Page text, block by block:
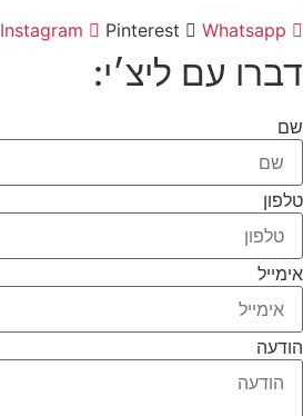
Instagram Pinterest Whatsapp
דברו עם ליצ׳י:
שם
טלפון
אימייל
הודעה